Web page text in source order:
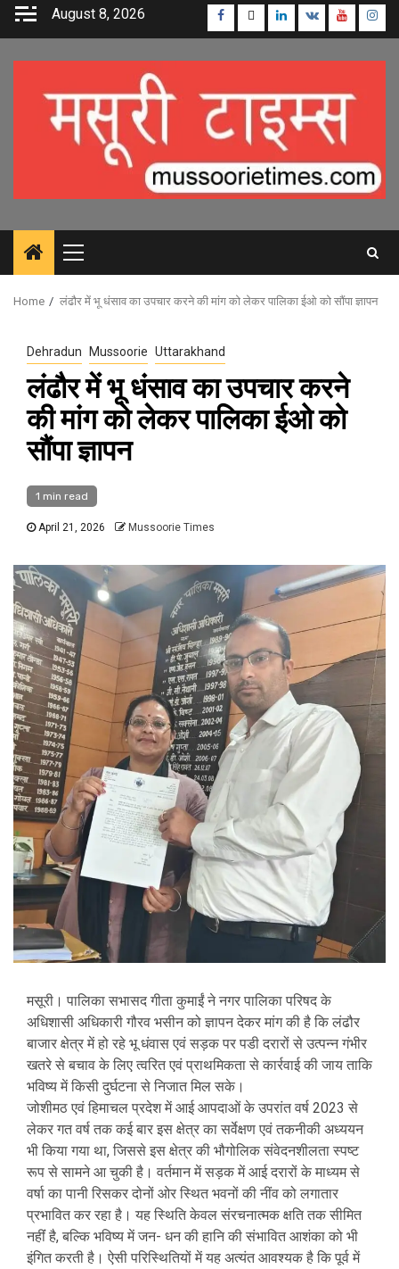
Skip
August 8, 2026 Facebook
TwitterLinkedin
VK Youtube
Primary
Menu
Home लंढौर में भू धंसाव का उपचार करने की मांग को लेकर पालिका ईओ को सौंपा ज्ञापन
Dehradun Mussoorie Uttarakhand
लंढौर में भू धंसाव का उपचार करने
की मांग को लेकर पालिका ईओ को
सौंपा ज्ञापन
1 min read
April 21, 2026 Mussoorie Times
मसूरी। पालिका सभासद गीता कुमाईं ने नगर पालिका परिषद के
अधिशासी अधिकारी गौरव भसीन को ज्ञापन देकर मांग की है कि लंढौर
बाजार क्षेत्र में हो रहे भू धंवास एवं सड़क पर पडी दरारों से उत्पन्न गंभीर
खतरे से बचाव के लिए त्वरित एवं प्राथमिकता से कार्रवाई की जाय ताकि
भविष्य में किसी दुर्घटना से निजात मिल सके।
जोशीमठ एवं हिमाचल प्रदेश में आई आपदाओं के उपरांत वर्ष 2023 से
लेकर गत वर्ष तक कई बार इस क्षेत्र का सर्वेक्षण एवं तकनीकी अध्ययन
भी किया गया था, जिससे इस क्षेत्र की भौगोलिक संवेदनशीलता स्पष्ट
रूप से सामने आ चुकी है। वर्तमान में सड़क में आई दरारों के माध्यम से
वर्षा का पानी रिसकर दोनों ओर स्थित भवनों की नींव को लगातार
प्रभावित कर रहा है। यह स्थिति केवल संरचनात्मक क्षति तक सीमित
नहींं है, बल्कि भविष्य में जन- धन की हानि की संभावित आशंका को भी
इंगित करती है। ऐसी परिस्थितियों में यह अत्यंत आवश्यक है कि पूर्व में